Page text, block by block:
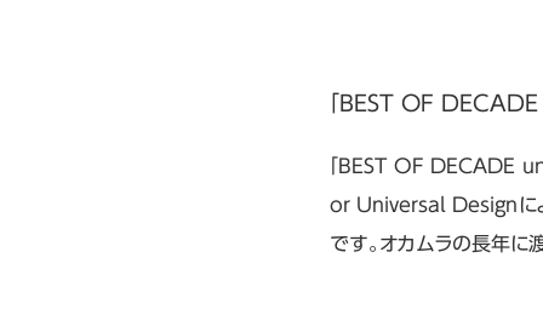
「BEST OF
「BEST OF DECADE
or Universal Designによ
です。オカムラの長年に